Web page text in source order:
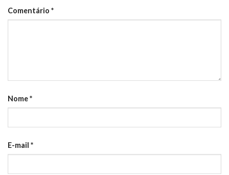
Comentário *
Nome*
E-mail *